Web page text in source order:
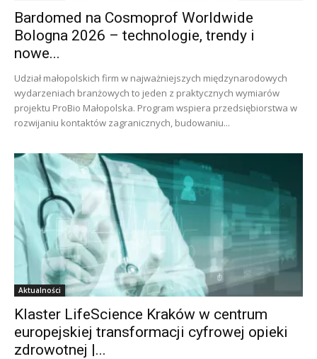
Bardomed na Cosmoprof Worldwide
Bologna 2026 – technologie, trendy i
nowe...
Udział małopolskich firm w najważniejszych międzynarodowych
wydarzeniach branżowych to jeden z praktycznych wymiarów
projektu ProBio Małopolska. Program wspiera przedsiębiorstwa w
rozwijaniu kontaktów zagranicznych, budowaniu...
Aktualności
Klaster LifeScience Kraków w centrum
europejskiej transformacji cyfrowej opieki
zdrowotnej |...